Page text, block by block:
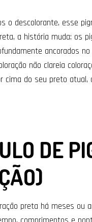
o descolorante, esse
a história muda: os
ancorados
não clareia
cima do seu preto
DE
preta há meses ou